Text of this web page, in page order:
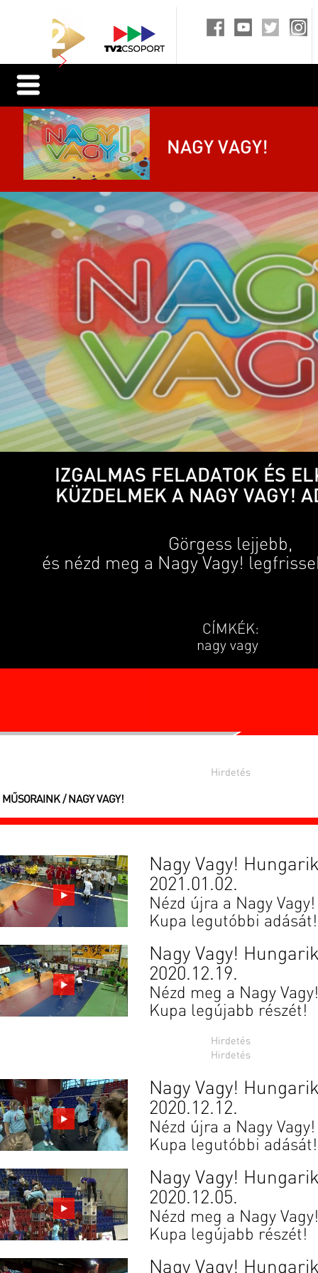
NAGY VAGY!
IZGALMAS FELADATOK ÉS
KÜZDELMEK A NAGY VAGY!
Görgess lejjebb,
és nézd meg a Nagy Vagy!
CÍMKÉK:
nagy vagy
MŰSORAINK / NAGY VAGY!
Nagy Vagy!
2021.01.02.
Nézd újra a Nagy
Kupa legutóbbi adását!
Nagy Vagy!
2020.12.19.
Nézd meg a Nagy
Kupa legújabb részét!
Nagy Vagy!
2020.12.12.
Nézd újra a Nagy
Kupa legutóbbi adását!
Nagy Vagy!
2020.12.05.
Nézd meg a Nagy
Kupa legújabb részét!
Nagy Vagy!